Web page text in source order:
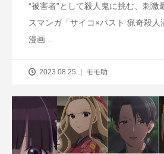
“被害者”として殺人鬼に挑む、刺激
スマンガ「サイコ×パスト 猟奇殺人
漫画...
2023.08.25 モモ助